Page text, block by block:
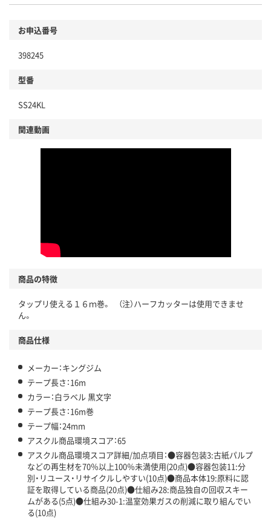
商品
本体
仕組
お申込番号
398245
型番
SS24KL
関連動画
商品の特徴
タップリ使える１６ｍ巻。 （注）ハーフカッターは使用できませ
ん。
商品仕様
メーカー：キングジム
テープ長さ：16m
カラー：白ラベル 黒文字
テープ長さ：16m巻
テープ幅：24mm
アスクル商品環境スコア：65
アスクル商品環境スコア詳細/加点項目：●容器包装3:古紙パルプ
などの再生材を70％以上100％未満使用(20点)●容器包装11:分
別・リユース・リサイクルしやすい(10点)●商品本体19:原料に認
証を取得している商品(20点)●仕組み28:商品独自の回収スキー
ムがある(5点)●仕組み30-1:温室効果ガスの削減に取り組んでい
る(10点)